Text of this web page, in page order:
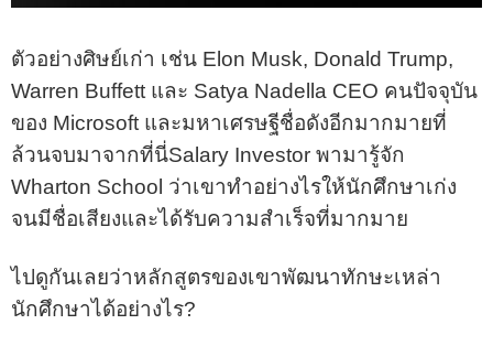
ตัวอย่างศิษย์เก่า เช่น Elon Musk, Donald Trump,
Warren Buffett และ Satya Nadella CEO คนปัจจุบัน
ของ Microsoft และมหาเศรษฐีชื่อดังอีกมากมายที่
ล้วนจบมาจากที่นี่Salary Investor พามารู้จัก
Wharton School ว่าเขาทำอย่างไรให้นักศึกษาเก่ง
จนมีชื่อเสียงและได้รับความสำเร็จที่มากมาย
ไปดูกันเลยว่าหลักสูตรของเขาพัฒนาทักษะเหล่า
นักศึกษาได้อย่างไร?